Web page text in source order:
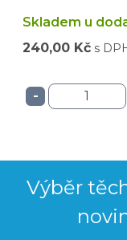
Skladem u
240,00 Kč s
-
Výběr